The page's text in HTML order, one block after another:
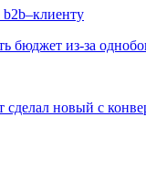
бюджет из-за
сделал новый с